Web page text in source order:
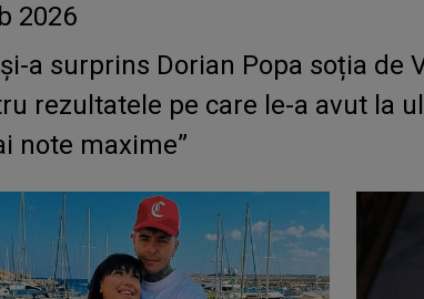
2026
a surprins Dorian Popa soția de
rezultatele pe care le-a avut la
note maxime”